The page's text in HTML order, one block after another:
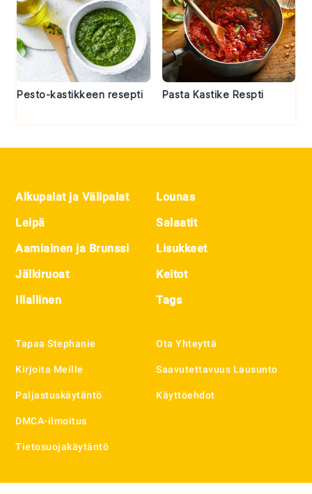
Pesto-kastikkeen resepti Pasta Kastike Respti
Alkupalat ja Välipalat
Leipä
Aamiainen ja Brunssi
Jälkiruoat
Illallinen
Lounas
Salaatit
Lisukkeet
Keitot
Tags
Tapaa Stephanie
Kirjoita Meille
Paljastuskäytäntö
DMCA-ilmoitus
Tietosuojakäytäntö
Ota Yhteyttä
Saavutettavuus Lausunto
Käyttöehdot